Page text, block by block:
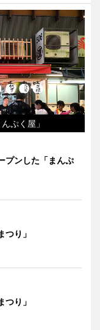
ぷく屋」
プンした「まんぷ
り」
り」